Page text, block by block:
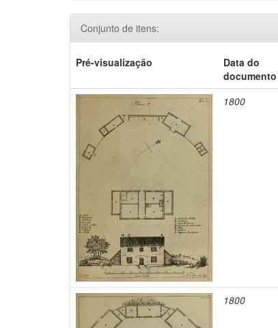
Conjunto de itens:
Pré-visualização
Data do
documento
1800
1800